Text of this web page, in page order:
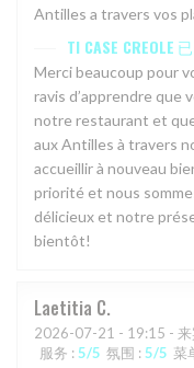
Antilles a travers vos
TI CASE CREOLE
Merci beaucoup pour
ravis d’apprendre que
notre restaurant et
aux Antilles à travers
accueillir à nouveau
priorité et nous
délicieux et notre
bientôt!
Laetitia C
2026-07-21 - 19:15 - 来
服务 : 5/5 氛围 : 5/5 菜